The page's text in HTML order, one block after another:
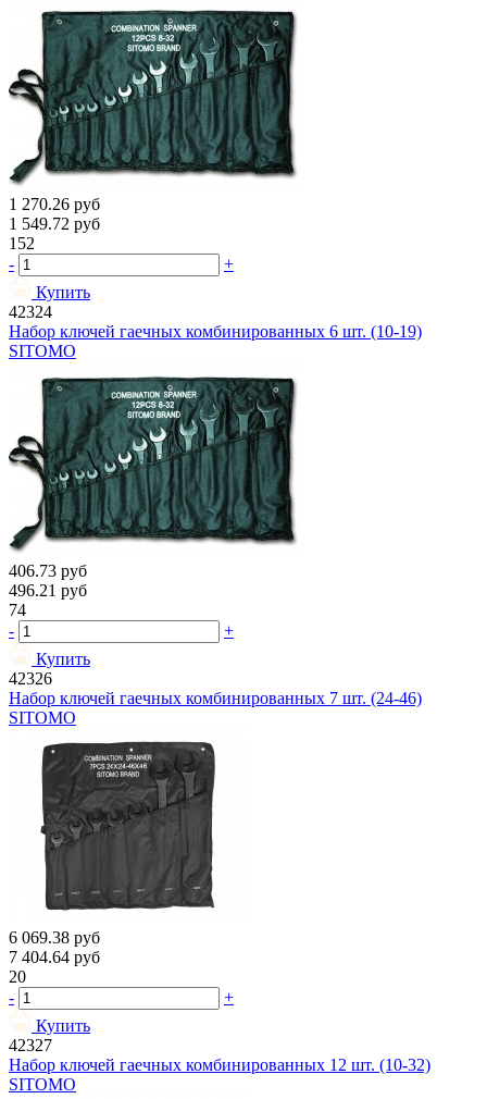
1 270.26 руб
1 549.72 руб
152
-
+
Купить
42324
Набор ключей гаечных комбинированных 6 шт. (10-19)
SITOMO
406.73 руб
496.21 руб
74
-
+
Купить
42326
Набор ключей гаечных комбинированных 7 шт. (24-46)
SITOMO
6 069.38 руб
7 404.64 руб
20
-
+
Купить
42327
Набор ключей гаечных комбинированных 12 шт. (10-32)
SITOMO